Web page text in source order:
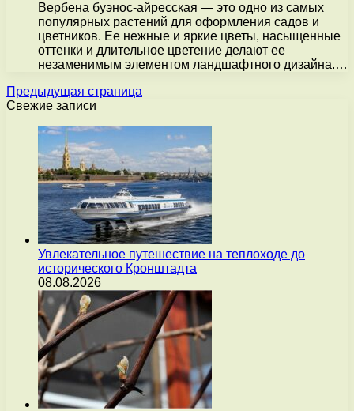
Вербена буэнос-айресская — это одно из самых
популярных растений для оформления садов и
цветников. Ее нежные и яркие цветы, насыщенные
оттенки и длительное цветение делают ее
незаменимым элементом ландшафтного дизайна.…
Предыдущая страница
Свежие записи
Увлекательное путешествие на теплоходе до
исторического Кронштадта
08.08.2026